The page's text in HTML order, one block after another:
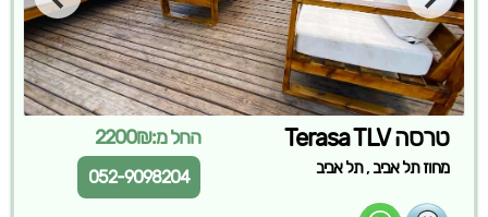
טרסה Terasa TLV החל מ:2200₪
מחוז תל אביב,תל אביב 052-9098204